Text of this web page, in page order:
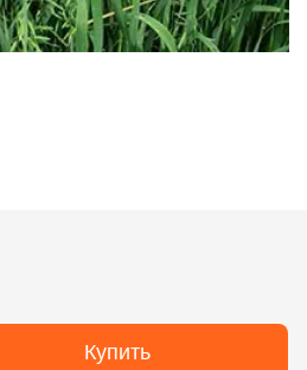
Купить